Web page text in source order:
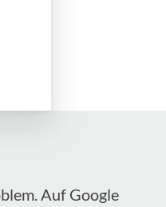
Auf Google